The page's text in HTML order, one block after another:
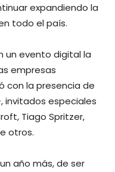
expandiendo la
todo el país.
un evento digital la
empresas
con la presencia de
invitados especiales
Tiago Spritzer,
otros.
año más, de ser